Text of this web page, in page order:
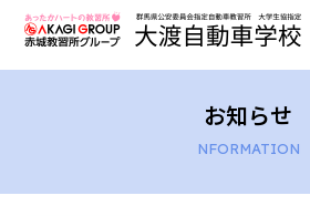
お知らせ
NFORMATION